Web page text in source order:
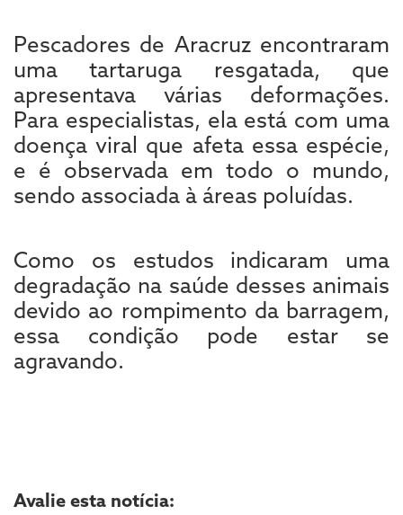
Pescadores de Aracruz encontraram
uma tartaruga resgatada, que
apresentava várias deformações.
Para especialistas, ela está com uma
doença viral que afeta essa espécie,
e é observada em todo o mundo,
sendo associada à áreas poluídas.
Como os estudos indicaram uma
degradação na saúde desses animais
devido ao rompimento da barragem,
essa condição pode estar se
agravando.
Avalie esta notícia: